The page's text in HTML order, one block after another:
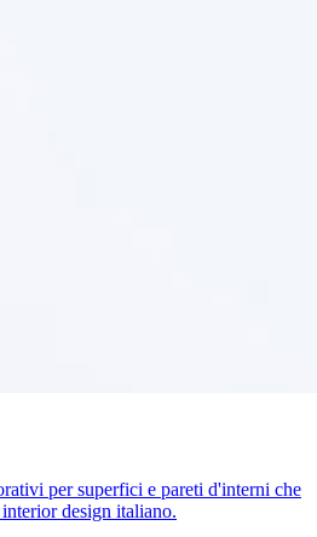
per superfici e pareti d'interni che
design italiano.